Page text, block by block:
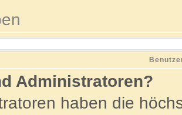
Administratoren?
haben die